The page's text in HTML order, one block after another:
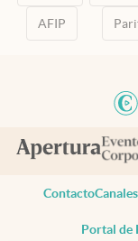
AFIP
Contacto
Portal de